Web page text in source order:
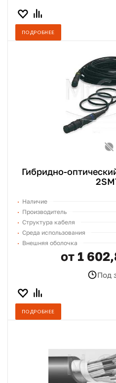
ПОДРОБНЕЕ
Гибридно-
Наличие
Производитель
Структура кабеля
Среда использования
Внешняя оболочка
от 1
Под
ПОДРОБНЕЕ